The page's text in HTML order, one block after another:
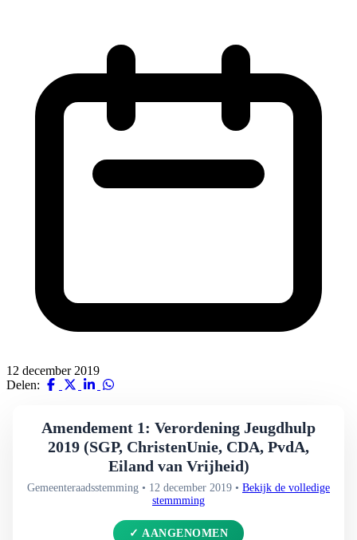
12 december 2019
Delen:
Amendement 1: Verordening Jeugdhulp
2019 (SGP, ChristenUnie, CDA, PvdA,
Eiland van Vrijheid)
Gemeenteraadsstemming • 12 december 2019 • Bekijk de volledige
stemmming
✓ AANGENOMEN